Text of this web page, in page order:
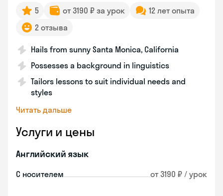
5 от 3190 ₽ за урок
12 лет опыта
2 отзыва
Hails from sunny Santa Monica, California
Possesses a background in linguistics
Tailors lessons to suit individual needs and
styles
Читать дальше
Услуги и цены
Английский язык
С носителем от 3190 ₽ / урок